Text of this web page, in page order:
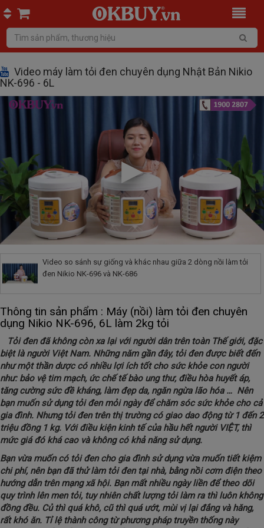
Video máy làm tỏi đen chuyên dụng Nhật Bản Nikio
NK-696 - 6L
Video so sánh sự giống và khác nhau giữa 2 dòng nồi làm tỏi
đen Nikio NK-696 và NK-686
Thông tin sản phẩm : Máy (nồi) làm tỏi đen chuyên
dụng Nikio NK-696, 6L làm 2kg tỏi
Tỏi đen đã không còn xa lại với người dân trên toàn Thế giới, đặc
biệt là người Việt Nam. Những năm gần đây, tỏi đen được biết đến
như một thần dược có nhiều lợi ích tốt cho sức khỏe con người
như: bảo vệ tim mạch, ức chế tế bào ung thư, điều hòa huyết áp,
tăng cường sức đề kháng, làm đẹp da, ngăn ngừa lão hóa … Nên
bạn muốn sử dụng tỏi đen mỏi ngày để chăm sóc sức khỏe cho cả
gia đình. Nhưng tỏi đen trên thị trường có giao dao động từ 1 đến 2
triệu đồng 1 kg. Với điều kiện kinh tế của hầu hết người VIỆT, thì
mức giá đó khá cao và không có khả năng sử dụng.
Bạn vừa muốn có tỏi đen cho gia đình sử dụng vừa muốn tiết kiệm
chi phí, nên bạn đã thử làm tỏi đen tại nhà, bằng nồi cơm điện theo
hướng dẫn trên mạng xã hội. Bạn mất nhiều ngày liền để theo dõi
quy trình lên men tỏi, tuy nhiên chất lượng tỏi làm ra thì luôn không
đồng đều. Củ thì quá khô, cũ thì quá ướt, mùi vị lại đắng và hăng,
rất khó ăn. Tỉ lệ thành công từ phương pháp truyền thống này